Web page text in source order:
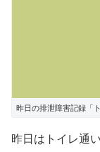
昨日の排泄障害記録「
昨日はトイレ通